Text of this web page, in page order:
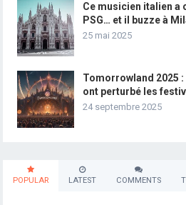
Ce musicien italien a
PSG… et il buzze à
25 mai 2025
Tomorrowland 2025
ont perturbé les
24 septembre 2025
POPULAR LATEST COMMENTS